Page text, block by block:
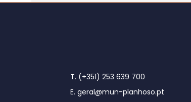
T. (+351) 253 639 700
E. geral@mun-planhoso.pt